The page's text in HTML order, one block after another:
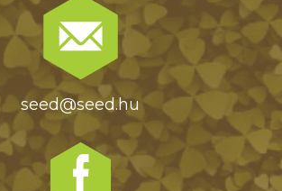
seed@seed.hu